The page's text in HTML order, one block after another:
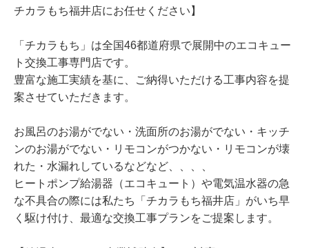
チカラもち福井店にお任せください】
「チカラもち」は全国46都道府県で展開中のエコキュー
ト交換工事専門店です。
豊富な施工実績を基に、ご納得いただける工事内容を提
案させていただきます。
お風呂のお湯がでない・洗面所のお湯がでない・キッチ
ンのお湯がでない・リモコンがつかない・リモコンが壊
れた・水漏れしているなどなど、、、、
ヒートポンプ給湯器（エコキュート）や電気温水器の急
な不具合の際には私たち「チカラもち福井店」がいち早
く駆け付け、最適な交換工事プランをご提案します。